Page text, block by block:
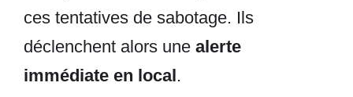
ces tentatives de sabotage. Ils
déclenchent alors une alerte
immédiate en local.